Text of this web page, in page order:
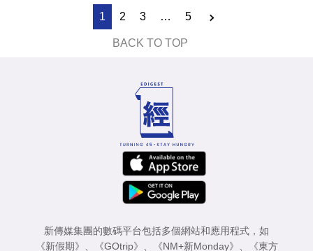
1 2 3 … 5
BACK TO TOP
新傳媒集團的數碼平台包括多個網站和應用程式，如
《新假期》 、 《GOtrip》 、 《NM+新Monday》 、
《東方